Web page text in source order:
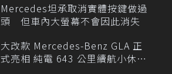
Mercedes坦承取消實體按鍵做過
頭 但車內大螢幕不會因此消失
大改款 Mercedes-Benz GLA 正
式亮相 純電 643 公里續航小休